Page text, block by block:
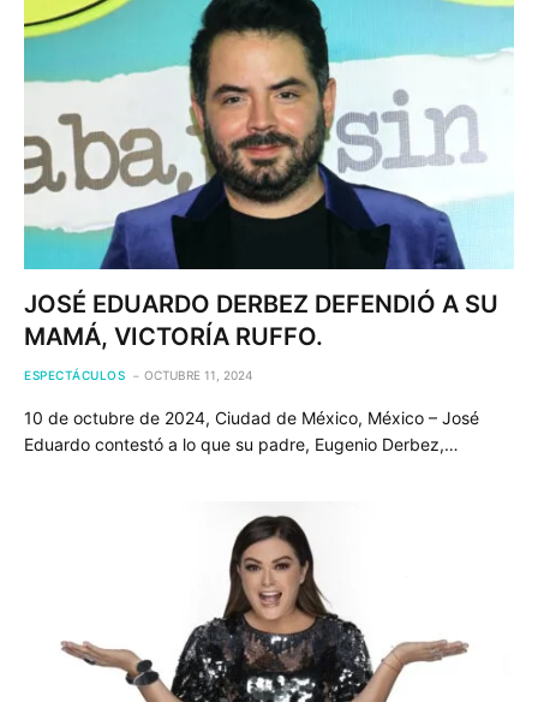
JOSÉ EDUARDO DERBEZ DEFENDIÓ A SU
MAMÁ, VICTORÍA RUFFO.
ESPECTÁCULOS OCTUBRE 11, 2024
10 de octubre de 2024, Ciudad de México, México – José
Eduardo contestó a lo que su padre, Eugenio Derbez,…